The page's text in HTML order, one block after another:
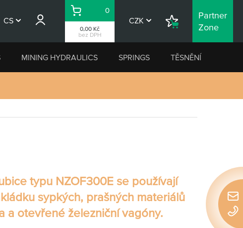
CS
0,00 Kč
bez DPH
Košík
0
CZK
Nákupní
Partner
Zone
MINING HYDRAULICS SPRINGS TĚSNĚNÍ
typu NZOF300E se používají
sypkých, prašných materiálů
a otevřené železniční vagóny.